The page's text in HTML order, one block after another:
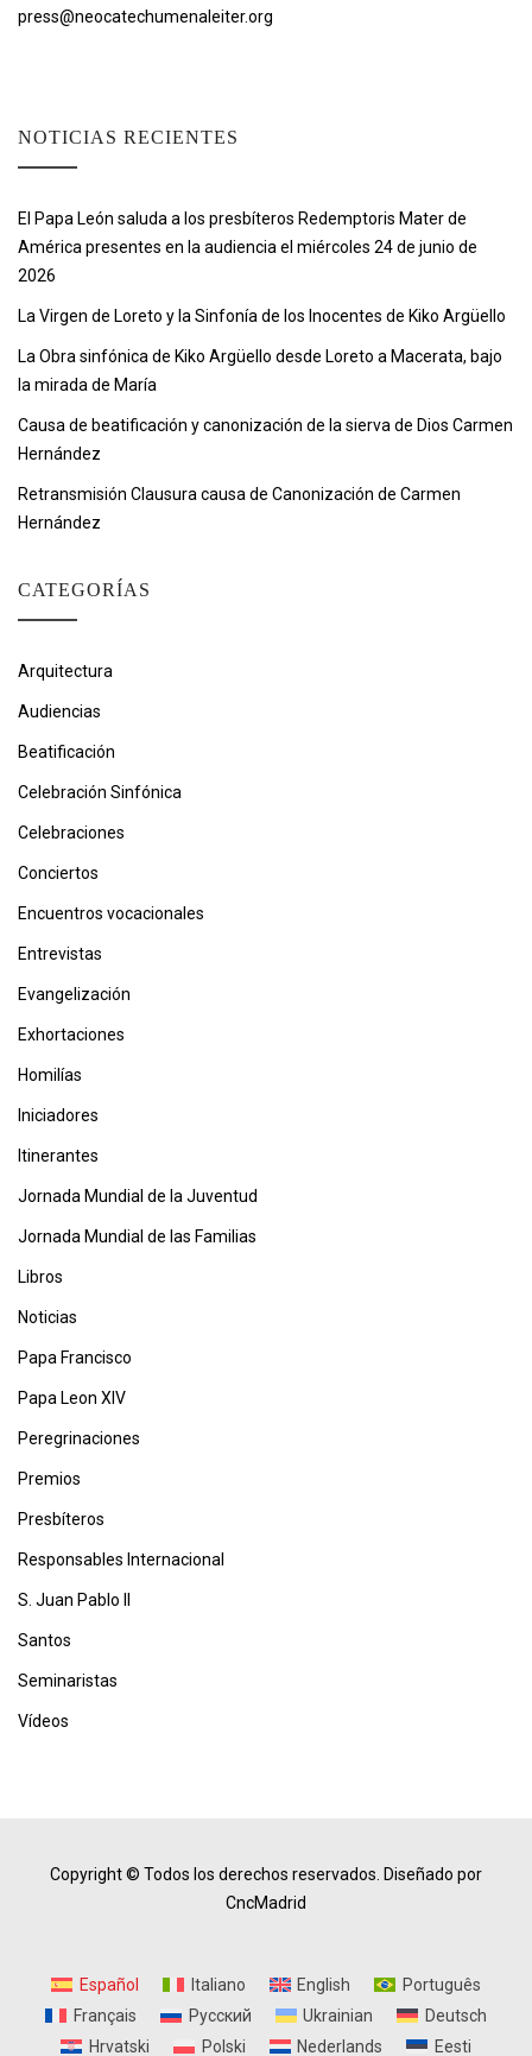
press@neocatechumenaleiter.org
NOTICIAS RECIENTES
El Papa León saluda a los presbíteros Redemptoris Mater de
América presentes en la audiencia el miércoles 24 de junio de
2026
La Virgen de Loreto y la Sinfonía de los Inocentes de Kiko Argüello
La Obra sinfónica de Kiko Argüello desde Loreto a Macerata, bajo
la mirada de María
Causa de beatificación y canonización de la sierva de Dios Carmen
Hernández
Retransmisión Clausura causa de Canonización de Carmen
Hernández
CATEGORÍAS
Arquitectura
Audiencias
Beatificación
Celebración Sinfónica
Celebraciones
Conciertos
Encuentros vocacionales
Entrevistas
Evangelización
Exhortaciones
Homilías
Iniciadores
Itinerantes
Jornada Mundial de la Juventud
Jornada Mundial de las Familias
Libros
Noticias
Papa Francisco
Papa Leon XIV
Peregrinaciones
Premios
Presbíteros
Responsables Internacional
S. Juan Pablo II
Santos
Seminaristas
Vídeos
Copyright © Todos los derechos reservados. Diseñado por
CncMadrid
Español Italiano English
Português
Français
Русский Ukrainian
Deutsch
Hrvatski
Polski Nederlands Eesti